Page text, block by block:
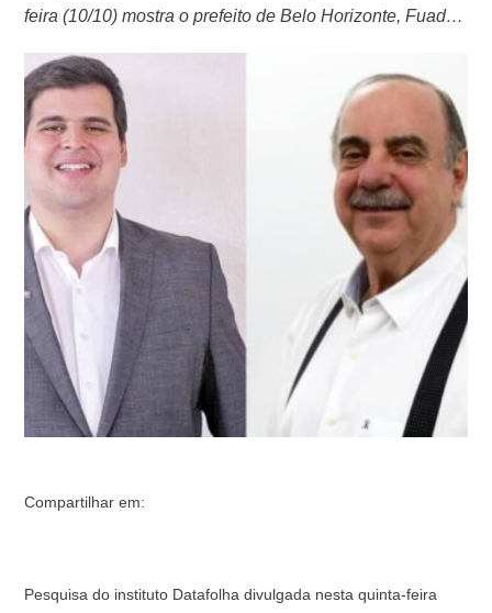
feira (10/10) mostra o prefeito de Belo Horizonte, Fuad
segundo turno, com 48%. O oponente dele, Bruno Engler
(PL) tem 41% da preferência do eleitorado da capital
mineira. Os números são da pesquisa estimulada. A
pesquisa mostra ainda que …
Compartilhar em:
Pesquisa do instituto Datafolha divulgada nesta quinta-feira